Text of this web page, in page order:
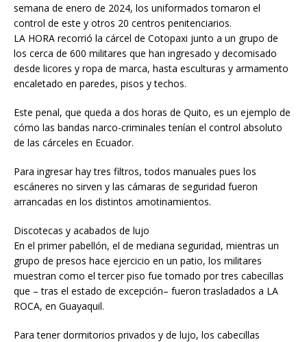
semana de enero de 2024, los uniformados tomaron el
control de este y otros 20 centros penitenciarios.
LA HORA recorrió la cárcel de Cotopaxi junto a un grupo de
los cerca de 600 militares que han ingresado y decomisado
desde licores y ropa de marca, hasta esculturas y armamento
encaletado en paredes, pisos y techos.
Este penal, que queda a dos horas de Quito, es un ejemplo de
cómo las bandas narco-criminales tenían el control absoluto
de las cárceles en Ecuador.
Para ingresar hay tres filtros, todos manuales pues los
escáneres no sirven y las cámaras de seguridad fueron
arrancadas en los distintos amotinamientos.
Discotecas y acabados de lujo
En el primer pabellón, el de mediana seguridad, mientras un
grupo de presos hace ejercicio en un patio, los militares
muestran como el tercer piso fue tomado por tres cabecillas
que – tras el estado de excepción– fueron trasladados a LA
ROCA, en Guayaquil.
Para tener dormitorios privados y de lujo, los cabecillas